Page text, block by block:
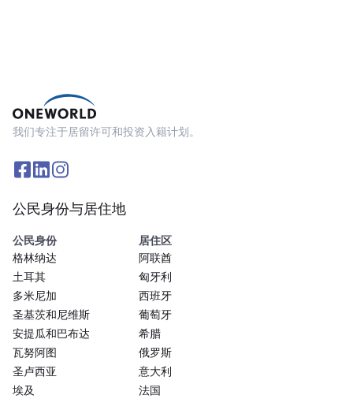
我们专注于居留许可和投资入籍计划。
公民身份与居住地
公民身份
格林纳达
土耳其
多米尼加
圣基茨和尼维斯
安提瓜和巴布达
瓦努阿图
圣卢西亚
埃及
居住区
阿联酋
匈牙利
西班牙
葡萄牙
希腊
俄罗斯
意大利
法国